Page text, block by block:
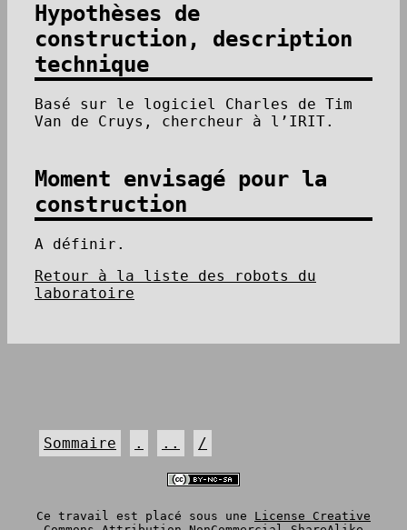
Hypothèses de
construction, description
technique
Basé sur le logiciel Charles de Tim
Van de Cruys, chercheur à l’IRIT.
Moment envisagé pour la
construction
A définir.
Retour à la liste des robots du
laboratoire
Sommaire . .. /
Ce travail est placé sous une License Creative